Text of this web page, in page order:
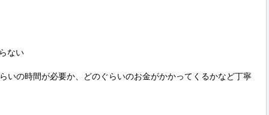
ない
いの時間が必要か、どのぐらいのお金がかかってくるかなど丁寧